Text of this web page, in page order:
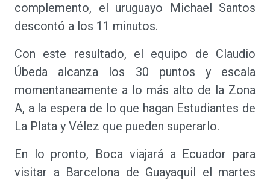
complemento, el uruguayo Michael Santos
descontó a los 11 minutos.
Con este resultado, el equipo de Claudio
Úbeda alcanza los 30 puntos y escala
momentaneamente a lo más alto de la Zona
A, a la espera de lo que hagan Estudiantes de
La Plata y Vélez que pueden superarlo.
En lo pronto, Boca viajará a Ecuador para
visitar a Barcelona de Guayaquil el martes